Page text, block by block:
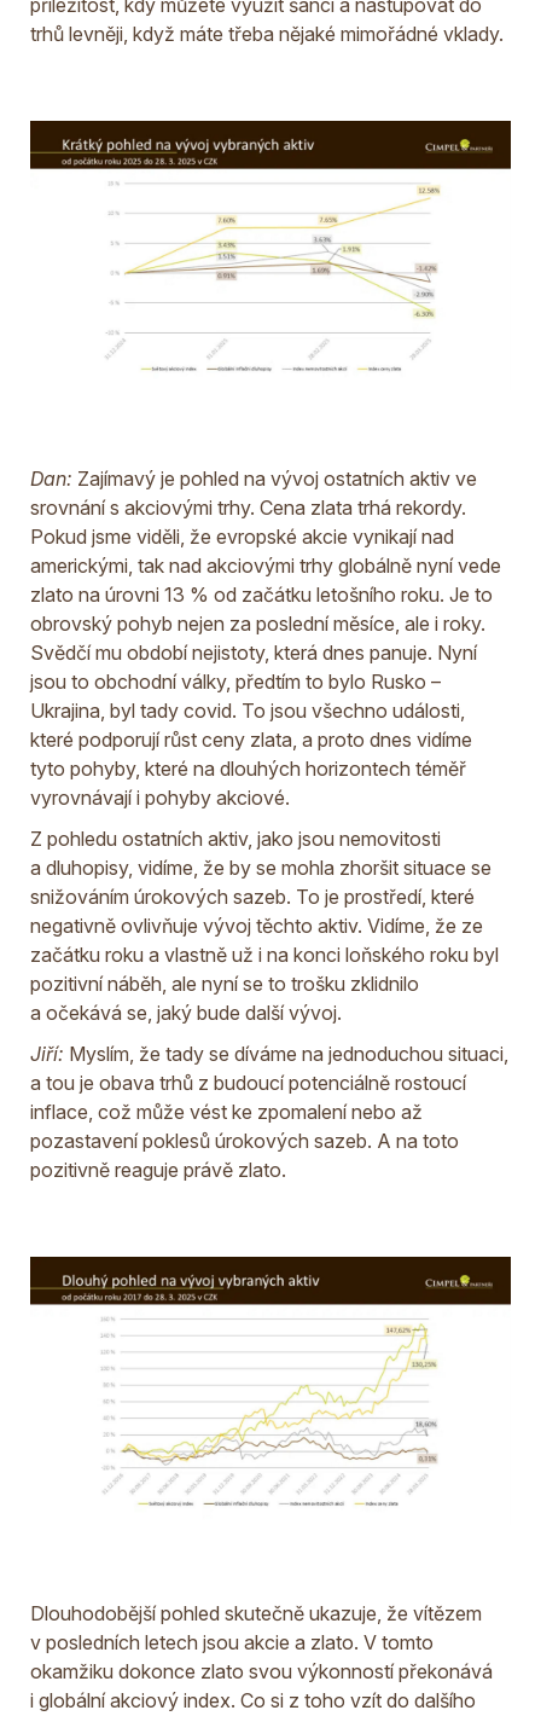
trhů levněji, když máte třeba nějaké mimořádné vklady.
Dan: Zajímavý je pohled na vývoj ostatních aktiv ve
srovnání s akciovými trhy. Cena zlata trhá rekordy.
Pokud jsme viděli, že evropské akcie vynikají nad
americkými, tak nad akciovými trhy globálně nyní vede
zlato na úrovni 13 % od začátku letošního roku. Je to
obrovský pohyb nejen za poslední měsíce, ale i roky.
Svědčí mu období nejistoty, která dnes panuje. Nyní
jsou to obchodní války, předtím to bylo Rusko –
Ukrajina, byl tady covid. To jsou všechno události,
které podporují růst ceny zlata, a proto dnes vidíme
tyto pohyby, které na dlouhých horizontech téměř
vyrovnávají i pohyby akciové.
Z pohledu ostatních aktiv, jako jsou nemovitosti
a dluhopisy, vidíme, že by se mohla zhoršit situace se
snižováním úrokových sazeb. To je prostředí, které
negativně ovlivňuje vývoj těchto aktiv. Vidíme, že ze
začátku roku a vlastně už i na konci loňského roku byl
pozitivní náběh, ale nyní se to trošku zklidnilo
a očekává se, jaký bude další vývoj.
Jiří: Myslím, že tady se díváme na jednoduchou situaci,
a tou je obava trhů z budoucí potenciálně rostoucí
inflace, což může vést ke zpomalení nebo až
pozastavení poklesů úrokových sazeb. A na toto
pozitivně reaguje právě zlato.
Dlouhodobější pohled skutečně ukazuje, že vítězem
v posledních letech jsou akcie a zlato. V tomto
okamžiku dokonce zlato svou výkonností překonává
i globální akciový index. Co si z toho vzít do dalšího